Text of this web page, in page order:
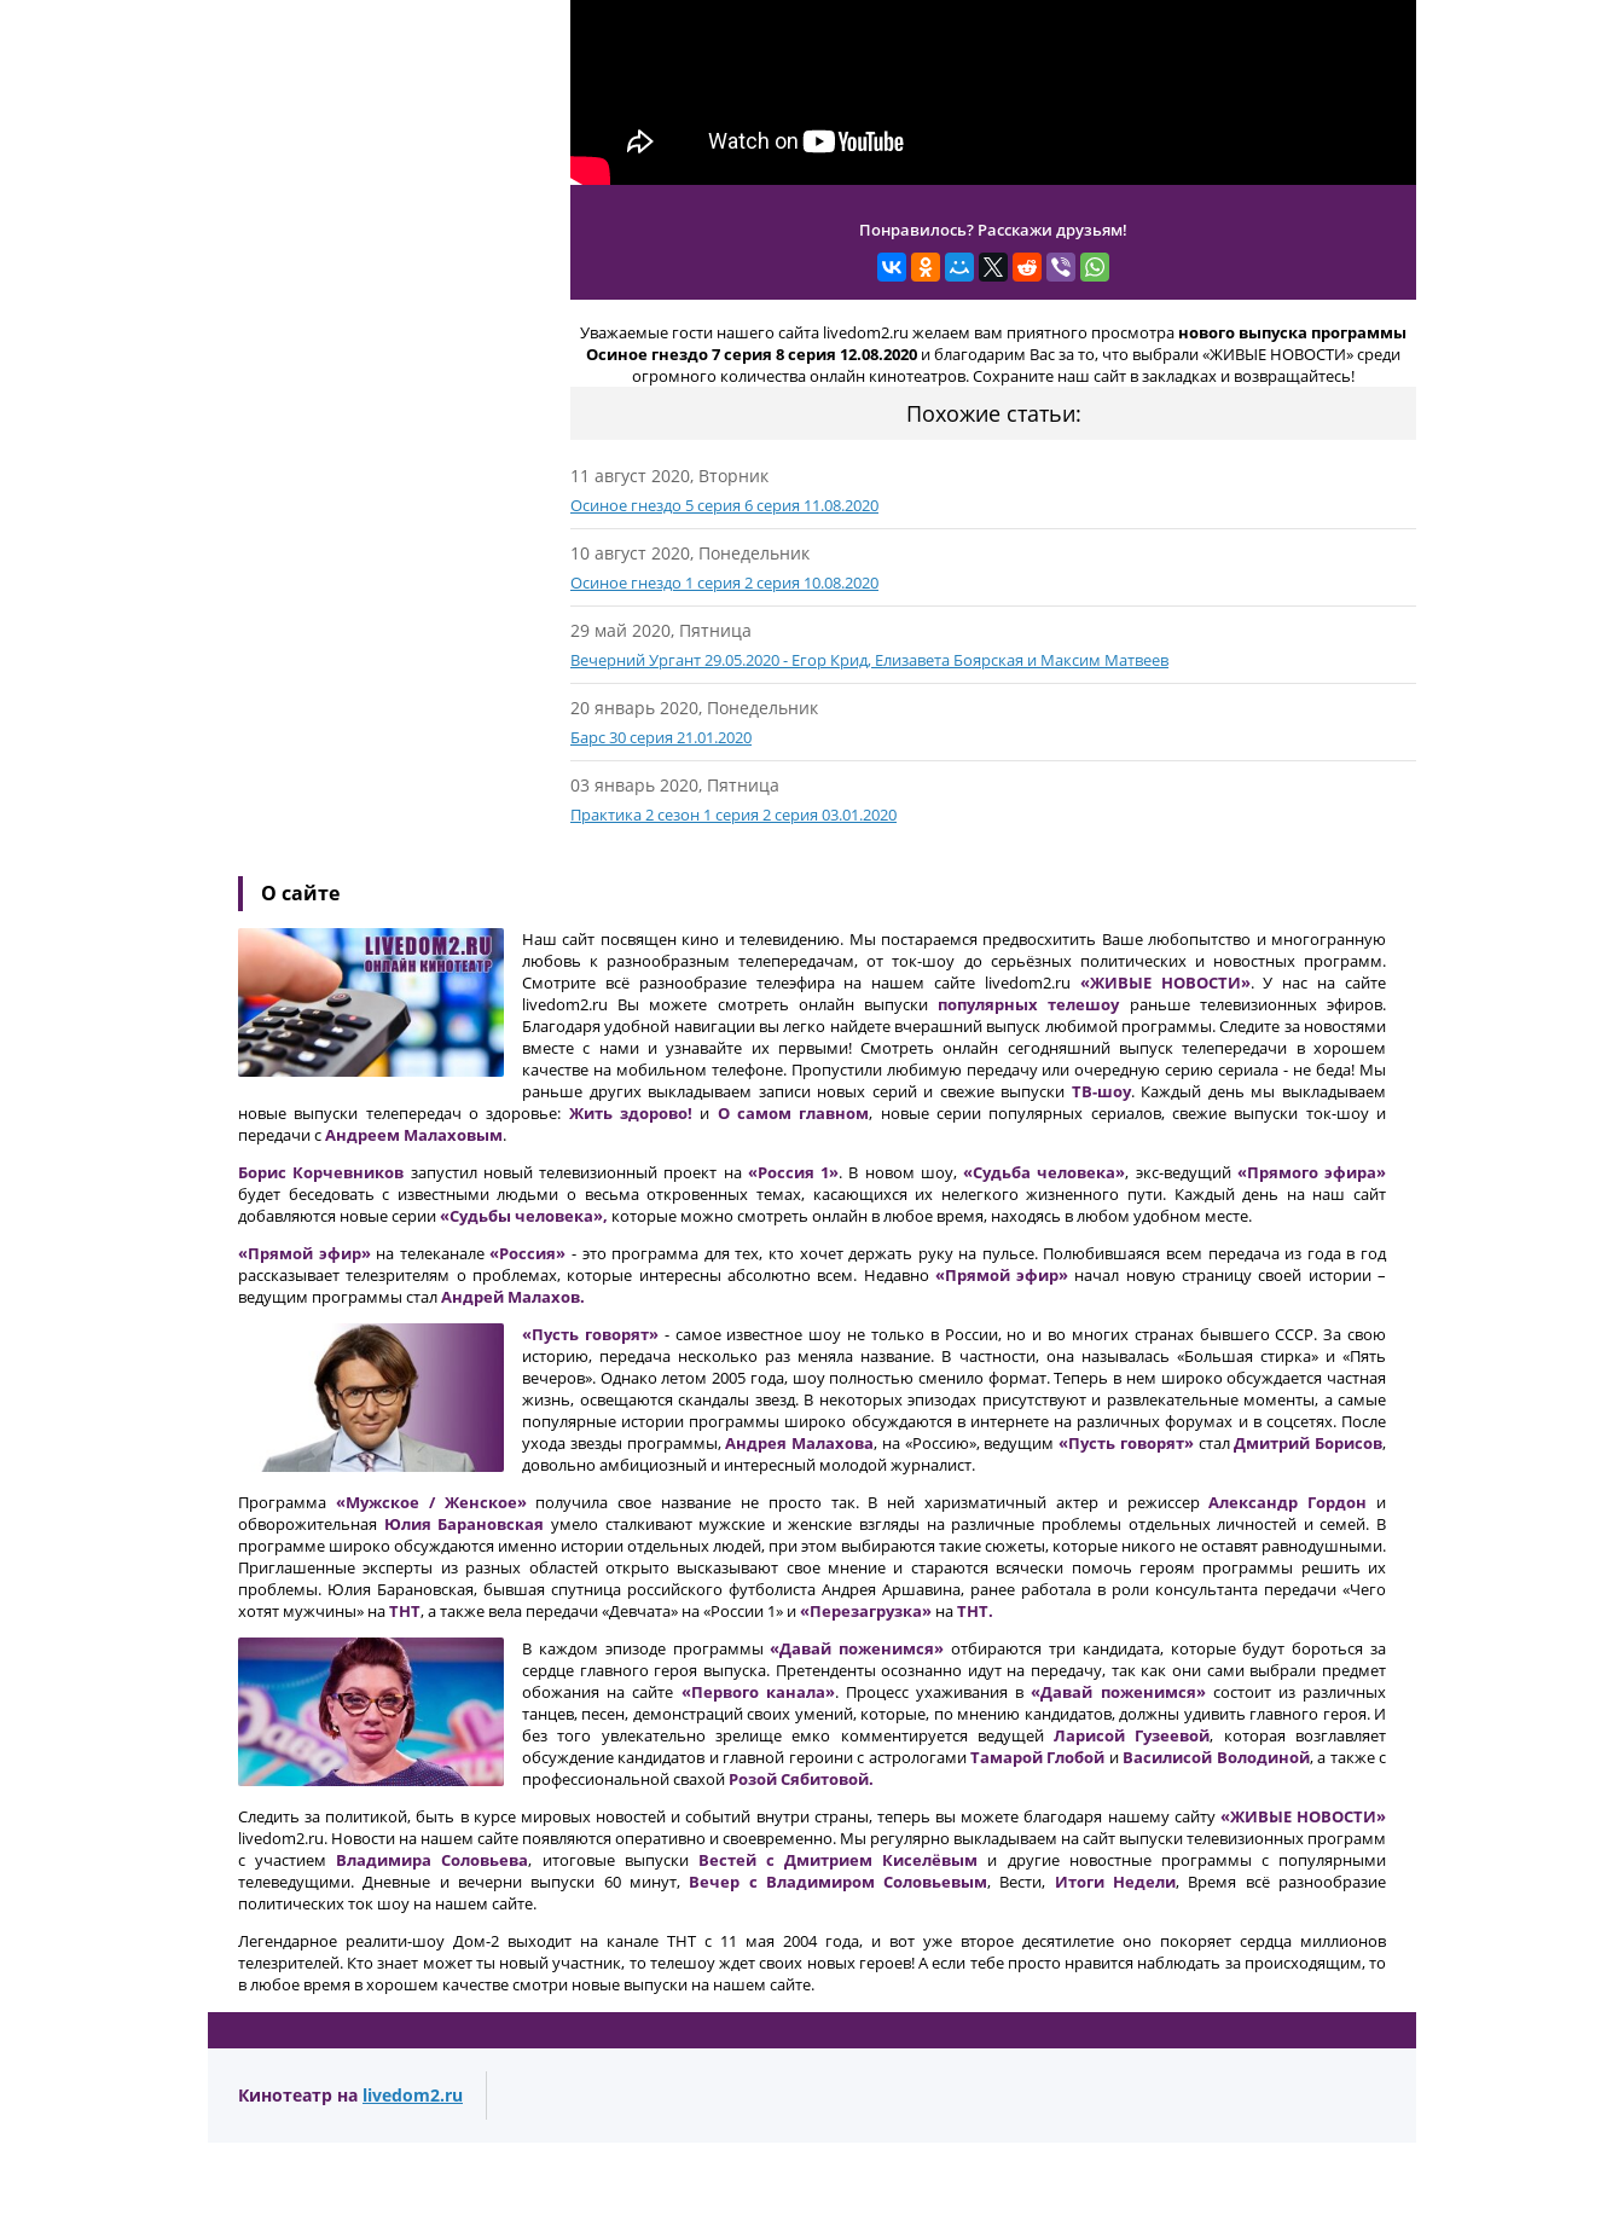
Понравилось? Расскажи друзьям!
Уважаемые гости нашего сайта livedom2.ru желаем вам приятного просмотра нового выпуска программы
Осиное гнездо 7 серия 8 серия 12.08.2020 и благодарим Вас за то, что выбрали «ЖИВЫЕ НОВОСТИ» среди
огромного количества онлайн кинотеатров. Сохраните наш сайт в закладках и возвращайтесь!
Похожие статьи:
11 август 2020, Вторник
Осиное гнездо 5 серия 6 серия 11.08.2020
10 август 2020, Понедельник
Осиное гнездо 1 серия 2 серия 10.08.2020
29 май 2020, Пятница
Вечерний Ургант 29.05.2020 - Егор Крид, Елизавета Боярская и Максим Матвеев
20 январь 2020, Понедельник
Барс 30 серия 21.01.2020
03 январь 2020, Пятница
Практика 2 сезон 1 серия 2 серия 03.01.2020
О сайте
Наш сайт посвящен кино и телевидению. Мы постараемся предвосхитить Ваше любопытство и многогранную
любовь к разнообразным телепередачам, от ток-шоу до серьёзных политических и новостных программ.
Смотрите всё разнообразие телеэфира на нашем сайте livedom2.ru «ЖИВЫЕ НОВОСТИ». У нас на сайте
livedom2.ru Вы можете смотреть онлайн выпуски популярных телешоураньше телевизионных эфиров.
Благодаря удобной навигации вы легко найдете вчерашний выпуск любимой программы. Следите за новостями
вместе с нами и узнавайте их первыми! Смотреть онлайн сегодняшний выпуск телепередачи в хорошем
качестве на мобильном телефоне. Пропустили любимую передачу или очередную серию сериала - не беда! Мы
раньше других выкладываем записи новых серий и свежие выпуски ТВ-шоу. Каждый день мы выкладываем
новые выпуски телепередач о здоровье: Жить здорово! и О самом главном, новые серии популярных сериалов, свежие выпуски ток-шоу и
передачи сАндреем Малаховым.
Борис Корчевников запустил новый телевизионный проект на «Россия 1». В новом шоу, «Судьба человека», экс-ведущий «Прямого эфира»
будет беседовать с известными людьми о весьма откровенных темах, касающихся их нелегкого жизненного пути. Каждый день на наш сайт
добавляются новые серии«Судьбы человека», которые можно смотреть онлайн в любое время, находясь в любом удобном месте.
«Прямой эфир»на телеканале«Россия» - это программа для тех, кто хочет держать руку на пульсе. Полюбившаяся всем передача из года в год
рассказывает телезрителям о проблемах, которые интересны абсолютно всем. Недавно «Прямой эфир» начал новую страницу своей истории –
ведущим программы сталАндрей Малахов.
«Пусть говорят»- самое известное шоу не только в России, но и во многих странах бывшего СССР. За свою
историю, передача несколько раз меняла название. В частности, она называлась «Большая стирка» и «Пять
вечеров». Однако летом 2005 года, шоу полностью сменило формат. Теперь в нем широко обсуждается частная
жизнь, освещаются скандалы звезд. В некоторых эпизодах присутствуют и развлекательные моменты, а самые
популярные истории программы широко обсуждаются в интернете на различных форумах и в соцсетях. После
ухода звезды программы,Андрея Малахова, на «Россию», ведущим «Пусть говорят»сталДмитрий Борисов,
довольно амбициозный и интересный молодой журналист.
Программа «Мужское / Женское»получила свое название не просто так. В ней харизматичный актер и режиссерАлександр Гордон и
обворожительная Юлия Барановская умело сталкивают мужские и женские взгляды на различные проблемы отдельных личностей и семей. В
программе широко обсуждаются именно истории отдельных людей, при этом выбираются такие сюжеты, которые никого не оставят равнодушными.
Приглашенные эксперты из разных областей открыто высказывают свое мнение и стараются всячески помочь героям программы решить их
проблемы. Юлия Барановская, бывшая спутница российского футболиста Андрея Аршавина, ранее работала в роли консультанта передачи «Чего
хотят мужчины» наТНТ, а также вела передачи «Девчата» на «России 1» и«Перезагрузка» наТНТ.
В каждом эпизоде программы«Давай поженимся» отбираются три кандидата, которые будут бороться за
сердце главного героя выпуска. Претенденты осознанно идут на передачу, так как они сами выбрали предмет
обожания на сайте «Первого канала». Процесс ухаживания в«Давай поженимся»состоит из различных
танцев, песен, демонстраций своих умений, которые, по мнению кандидатов, должны удивить главного героя. И
без того увлекательно зрелище емко комментируется ведущейЛарисой Гузеевой, которая возглавляет
обсуждение кандидатов и главной героини с астрологамиТамарой Глобой и Василисой Володиной, а также с
профессиональной свахой Розой Сябитовой.
Следить за политикой, быть в курсе мировых новостей и событий внутри страны, теперь вы можете благодаря нашему сайту «ЖИВЫЕ НОВОСТИ»
livedom2.ru. Новости на нашем сайте появляются оперативно и своевременно. Мы регулярно выкладываем на сайт выпуски телевизионных программ
с участием Владимира Соловьева, итоговые выпуски Вестей с Дмитрием Киселёвым и другие новостные программы с популярными
телеведущими. Дневные и вечерни выпуски 60 минут, Вечер с Владимиром Соловьевым, Вести, Итоги Недели, Время всё разнообразие
политических ток шоу на нашем сайте.
Легендарное реалити-шоу Дом-2 выходит на канале ТНТ с 11 мая 2004 года, и вот уже второе десятилетие оно покоряет сердца миллионов
телезрителей. Кто знает может ты новый участник, то телешоу ждет своих новых героев! А если тебе просто нравится наблюдать за происходящим, то
в любое время в хорошем качестве смотри новые выпуски на нашем сайте.
Кинотеатр на livedom2.ru